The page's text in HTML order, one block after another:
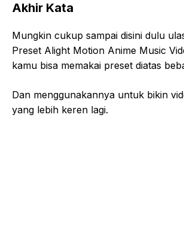
Akhir Kata
Mungkin cukup sampai disini dulu
Preset Alight Motion Anime Music
kamu bisa memakai preset diatas
Dan menggunakannya untuk bikin
yang lebih keren lagi.